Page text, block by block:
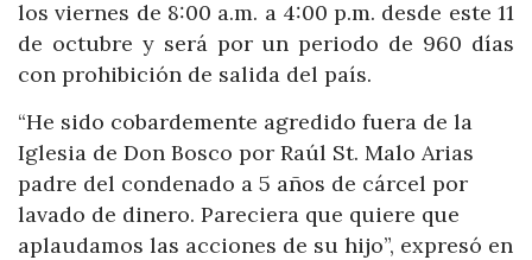
los viernes de 8:00 a.m. a 4:00 p.m. desde este 11
de octubre y será por un periodo de 960 días
con prohibición de salida del país.
“He sido cobardemente agredido fuera de la
Iglesia de Don Bosco por Raúl St. Malo Arias
padre del condenado a 5 años de cárcel por
lavado de dinero. Pareciera que quiere que
aplaudamos las acciones de su hijo”, expresó en